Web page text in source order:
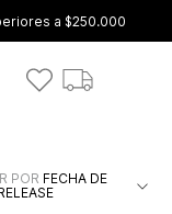
a $250.000
POR FECHA DE